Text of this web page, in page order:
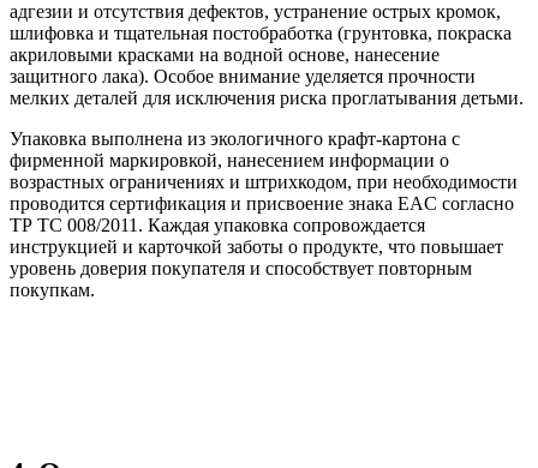
адгезии и отсутствия дефектов, устранение острых кромок,
шлифовка и тщательная постобработка (грунтовка, покраска
акриловыми красками на водной основе, нанесение
защитного лака). Особое внимание уделяется прочности
мелких деталей для исключения риска проглатывания детьми.
Упаковка выполнена из экологичного крафт-картона с
фирменной маркировкой, нанесением информации о
возрастных ограничениях и штрихкодом, при необходимости
проводится сертификация и присвоение знака EAC согласно
ТР ТС 008/2011. Каждая упаковка сопровождается
инструкцией и карточкой заботы о продукте, что повышает
уровень доверия покупателя и способствует повторным
покупкам.